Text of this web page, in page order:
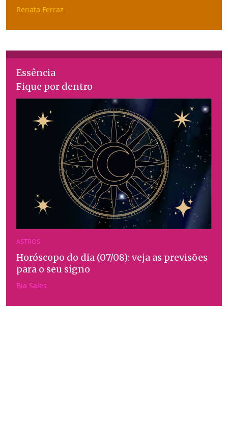
Renata Ferraz
Essência
Fique por dentro
ASTROS
Horóscopo do dia (07/08): veja as previsões
para o seu signo
Bia Sales